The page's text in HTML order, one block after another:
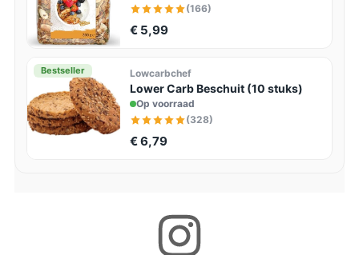
(166)
€ 5,99
Bestseller Lowcarbchef
Lower Carb Beschuit (10 stuks)
Op voorraad
(328)
€ 6,79